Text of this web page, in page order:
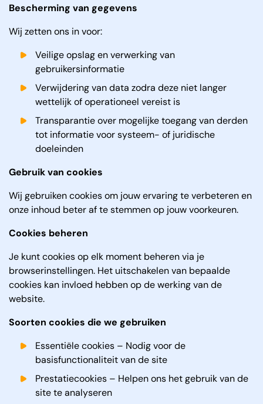
Bescherming van gegevens
Wij zetten ons in voor:
Veilige opslag en verwerking van
gebruikersinformatie
Verwijdering van data zodra deze niet langer
wettelijk of operationeel vereist is
Transparantie over mogelijke toegang van derden
tot informatie voor systeem- of juridische
doeleinden
Gebruik van cookies
Wij gebruiken cookies om jouw ervaring te verbeteren en
onze inhoud beter af te stemmen op jouw voorkeuren.
Cookies beheren
Je kunt cookies op elk moment beheren via je
browserinstellingen. Het uitschakelen van bepaalde
cookies kan invloed hebben op de werking van de
website.
Soorten cookies die we gebruiken
Essentiële cookies – Nodig voor de
basisfunctionaliteit van de site
Prestatiecookies – Helpen ons het gebruik van de
site te analyseren